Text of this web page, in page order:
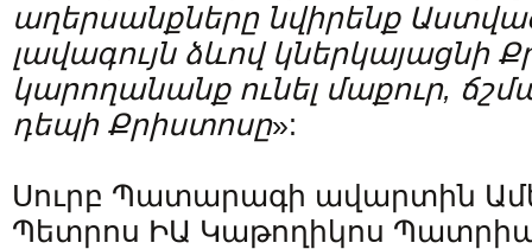
աղերսանքները նվիրենք
լավագույն ձևով կներկայացնի
կարողանանք ունել մաքուր,
դեպի Քրիստոսը»:
Սուրբ Պատարագի ավարտին
Պետրոս ԻԱ Կաթողիկոս